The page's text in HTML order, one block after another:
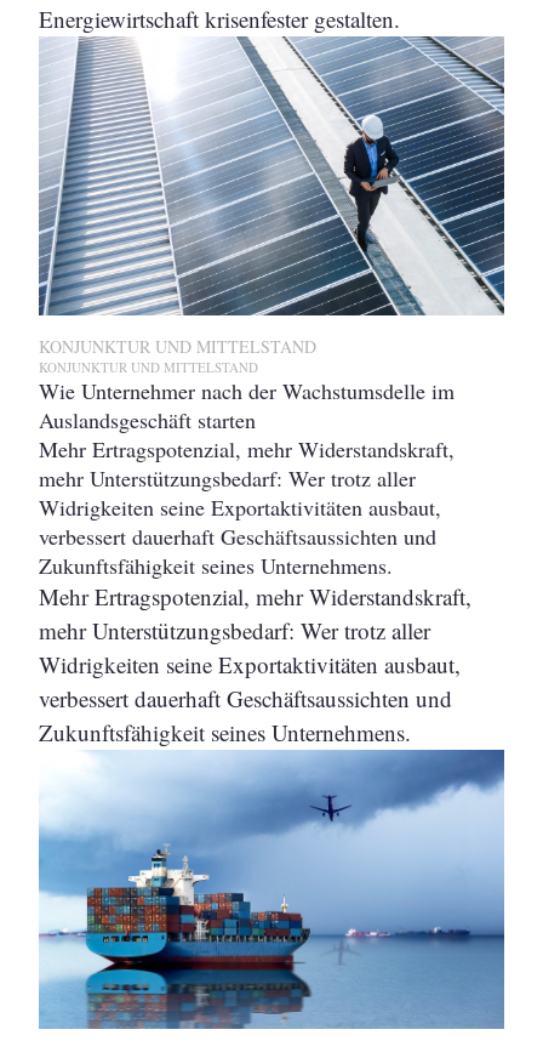
Energiewirtschaft krisenfester gestalten.
KONJUNKTUR UND MITTELSTAND
KONJUNKTUR UND MITTELSTAND
Wie Unternehmer nach der Wachstumsdelle im
Auslandsgeschäft starten
Mehr Ertragspotenzial, mehr Widerstandskraft,
mehr Unterstützungsbedarf: Wer trotz aller
Widrigkeiten seine Exportaktivitäten ausbaut,
verbessert dauerhaft Geschäftsaussichten und
Zukunftsfähigkeit seines Unternehmens.
Mehr Ertragspotenzial, mehr Widerstandskraft,
mehr Unterstützungsbedarf: Wer trotz aller
Widrigkeiten seine Exportaktivitäten ausbaut,
verbessert dauerhaft Geschäftsaussichten und
Zukunftsfähigkeit seines Unternehmens.